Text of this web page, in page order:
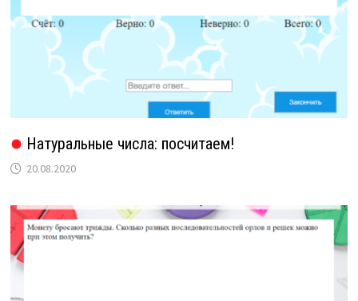
Натуральные числа: посчитаем!
20.08.2020